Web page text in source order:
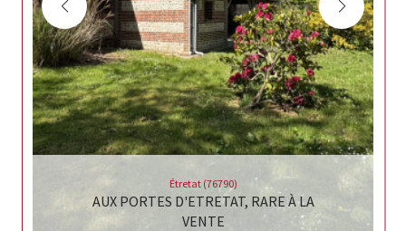
Étretat (76790)
AUX PORTES D'ETRETAT, RARE À LA
VENTE